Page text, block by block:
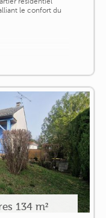
le confort du
134 m²